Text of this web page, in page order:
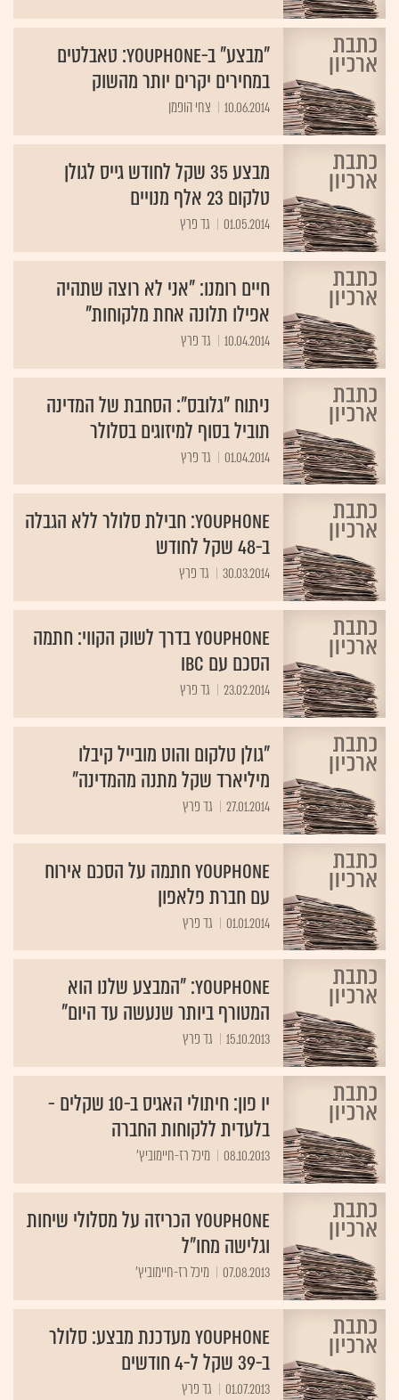
"מבצע" ב-Youphone: טאבלטים
במחירים יקרים יותר מהשוק
10.06.2014 צחי הופמן
מבצע 35 שקל לחודש גייס לגולן
טלקום 23 אלף מנויים
01.05.2014 גד פרץ
חיים רומנו: "אני לא רוצה שתהיה
אפילו תלונה אחת מלקוחות"
10.04.2014 גד פרץ
ניתוח "גלובס": הסחבת של המדינה
תוביל בסוף למיזוגים בסלולר
01.04.2014 גד פרץ
YouPhone: חבילת סלולר ללא הגבלה
ב-48 שקל לחודש
30.03.2014 גד פרץ
YouPhone בדרך לשוק הקווי: חתמה
הסכם עם IBC
23.02.2014 גד פרץ
"גולן טלקום והוט מובייל קיבלו
מיליארד שקל מתנה מהמדינה"
27.01.2014 גד פרץ
YouPhone חתמה על הסכם אירוח
עם חברת פלאפון
01.01.2014 גד פרץ
YouPhone: "המבצע שלנו הוא
המטורף ביותר שנעשה עד היום"
15.10.2013 גד פרץ
יו פון: חיתולי האגיס ב-10 שקלים -
בלעדית ללקוחות החברה
08.10.2013 מיכל רז-חיימוביץ'
YouPhone הכריזה על מסלולי שיחות
וגלישה מחו"ל
07.08.2013 מיכל רז-חיימוביץ'
YouPhone מעדכנת מבצע: סלולר
ב-39 שקל ל-4 חודשים
01.07.2013 גד פרץ